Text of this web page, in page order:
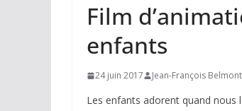
Film
enfants
24 juin 2017 Jean-François
Les enfants adorent quand nous